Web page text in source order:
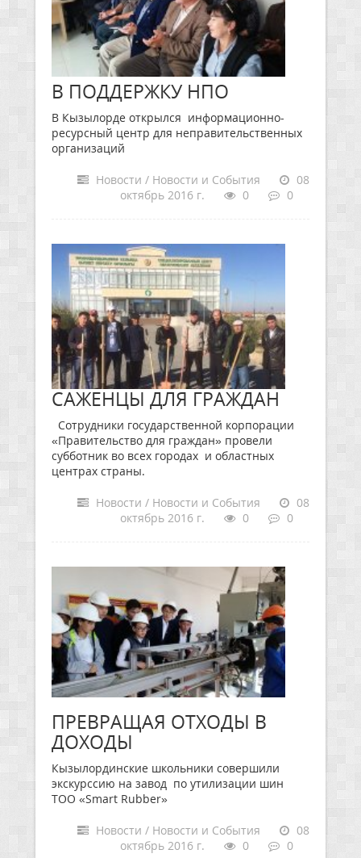
В ПОДДЕРЖКУ НПО
В Кызылорде открылся информационно-
ресурсный центр для неправительственных
организаций
Новости / Новости и События
08
октябрь 2016 г.
0 0
САЖЕНЦЫ ДЛЯ ГРАЖДАН
Сотрудники государственной корпорации
«Правительство для граждан» провели
субботник во всех городах и областных
центрах страны.
Новости / Новости и События
08
октябрь 2016 г.
0 0
ПРЕВРАЩАЯ ОТХОДЫ В
ДОХОДЫ
Кызылординские школьники совершили
экскурссию на завод по утилизации шин
ТОО «Smart Rubber»
Новости / Новости и События
08
октябрь 2016 г.
0 0